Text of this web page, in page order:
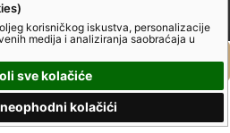
korisničkog iskustva, personalizacije
medija i analiziranja saobraćaja u
sve kolačiće
kolačići